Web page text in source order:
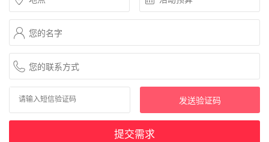
发送验证码
提交需求